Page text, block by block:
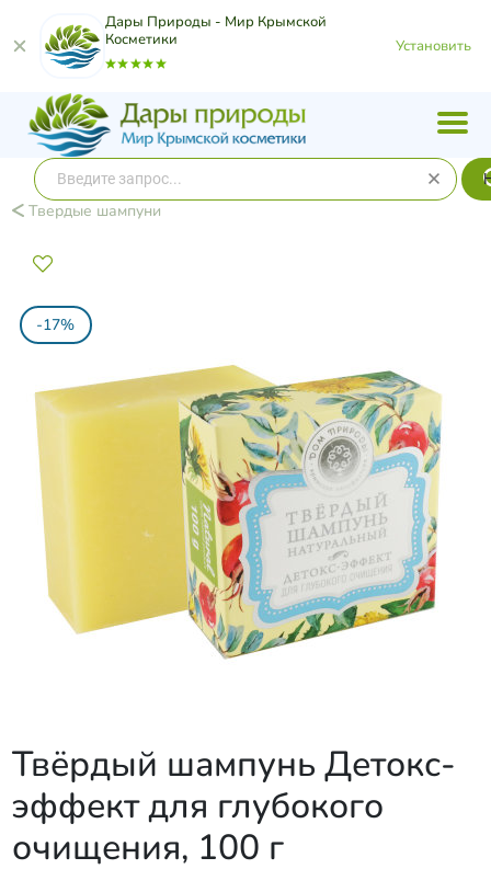
Дары Природы - Мир Крымской
Косметики
Установить
Твердые шампуни
-17%
Твёрдый шампунь Детокс-
эффект для глубокого
очищения, 100 г